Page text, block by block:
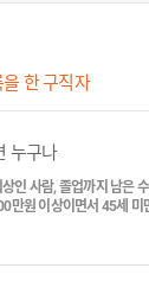
한 구직자
누구나
인 사람, 졸업까지 남은
원 이상이면서 45세 미